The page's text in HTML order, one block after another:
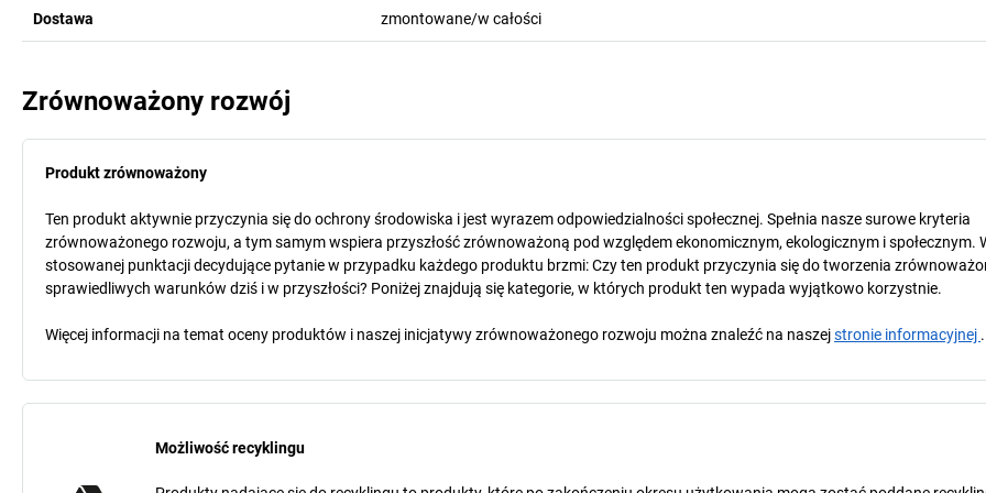
Dostawa zmontowane/w całości
Zrównoważony rozwój
Produkt zrównoważony
Ten produkt aktywnie przyczynia się do ochrony środowiska i jest wyrazem odpowiedzialności społecznej. Spełnia nasze surowe kryteria
zrównoważonego rozwoju, a tym samym wspiera przyszłość zrównoważoną pod względem ekonomicznym, ekologicznym i społecznym.
stosowanej punktacji decydujące pytanie w przypadku każdego produktu brzmi: Czy ten produkt przyczynia się do tworzenia
sprawiedliwych warunków dziś i w przyszłości? Poniżej znajdują się kategorie, w których produkt ten wypada wyjątkowo korzystnie.
Więcej informacji na temat oceny produktów i naszej inicjatywy zrównoważonego rozwoju można znaleźć na naszejstronie informacyjnej .
Możliwość recyklingu